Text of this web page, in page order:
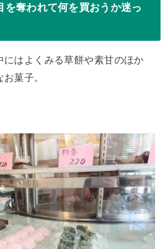
を奪われて何を買おうか迷っ
にはよくみる草餅や素甘のほか
菓子。